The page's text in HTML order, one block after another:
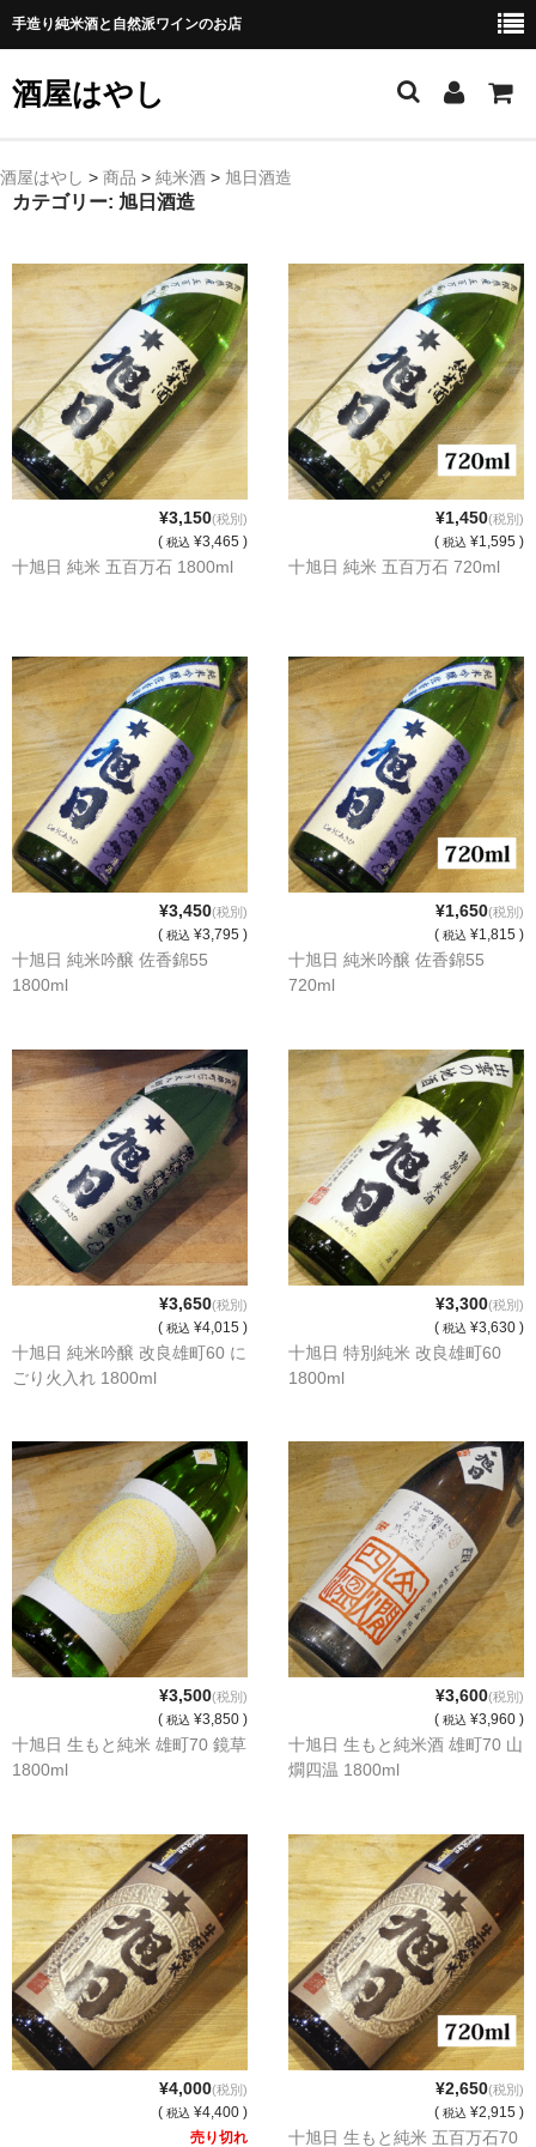
手造り純米酒と自然派ワインのお店
酒屋はやし
ホーム
純 米 酒
よえもん 川村酒造店（岩手県花巻市）
田从･月下の舞 舞鶴酒造（秋田県横手市）
綿屋 金の井酒造（宮城県栗原市）
大七 大七酒造（福島県二本松市）
宗玄 宗玄酒造（石川県珠洲市）
神亀 神亀酒造（埼玉県蓮田市）
長珍 長珍酒造（愛知県津島市）
天遊琳・伊勢の白酒 タカハシ酒造（三重県四日市市）
るみ子の酒・英・妙の華 森喜酒造（三重県伊賀市）
大治郎・喜量能 畑酒造（滋賀県東近江市）
秋鹿・奥鹿 秋鹿酒造（大阪府豊能郡能勢町）
睡龍・生もとのどぶ 久保本家酒造（奈良県宇陀市）
竹泉 田治米（兵庫県朝来市）
諏訪泉 諏訪酒造（鳥取県八頭郡智頭町）
✚旭日 旭日酒造（島根県出雲市）
悦凱陣 丸尾本店（香川県琴平市）
旭菊・綾花 旭菊酒造（福岡県久留米市）
本 格 焼 酎
小鹿 小鹿酒造（鹿児島県鹿屋市)
明るい農村 霧島町蒸留所（鹿児島県霧島市）
鉄輪 瑞鷹（熊本県熊本市）
自 然 派 ワ イ ン
France/ﾌﾗﾝｽ
France Champagne /ﾌﾗﾝｽ・ｼｬﾝﾊﾟｰﾆｭ
Petitjean Pienne（ﾌﾟﾁｼﾞｬﾝ･ﾋﾟｴﾝﾇ）
Valerie Frison（ｳﾞｧﾚﾘｰ･ﾌﾘｿﾞﾝ）
France Bourgogone/ﾌﾗﾝｽ･ﾌﾞﾙｺﾞｰﾆｭ
Pattes Loup（ﾊﾟｯﾄ・ﾙｰ）
Marcel Lapierre（ﾏﾙｾﾙ・ﾗﾋﾟｴｰﾙ）
Philippe Jambon（ﾌｨﾘｯﾌﾟ･ｼﾞｬﾝﾎﾞﾝ）
Roblet Monnot（ﾛﾌﾞﾚ･ﾓﾉ）
France Cotes du Rhone /ﾌﾗﾝｽ･ｺｰﾄ･ﾃﾞｭ･ﾛｰﾇ
Les Vignerons d’Estezargues（ｴｽﾃｻﾞﾙｸﾞ協同組合）
Les Champs Libres（ﾚ･ｼｬﾝ･ﾘｰﾌﾞﾙ）
酒屋はやし > 商品 > 純米酒 > 旭日酒造
カテゴリー: 旭日酒造
¥3,150(税別)
( 税込 ¥3,465 )
十旭日 純米 五百万石 1800ml
¥1,450(税別)
( 税込 ¥1,595 )
十旭日 純米 五百万石 720ml
¥3,450(税別)
( 税込 ¥3,795 )
十旭日 純米吟醸 佐香錦55
1800ml
¥1,650(税別)
( 税込 ¥1,815 )
十旭日 純米吟醸 佐香錦55
720ml
¥3,650(税別)
( 税込 ¥4,015 )
十旭日 純米吟醸 改良雄町60 に
ごり火入れ 1800ml
¥3,300(税別)
( 税込 ¥3,630 )
十旭日 特別純米 改良雄町60
1800ml
¥3,500(税別)
( 税込 ¥3,850 )
十旭日 生もと純米 雄町70 鏡草
1800ml
¥3,600(税別)
( 税込 ¥3,960 )
十旭日 生もと純米酒 雄町70 山
燗四温 1800ml
¥4,000(税別)
( 税込 ¥4,400 )
売り切れ
¥2,650(税別)
( 税込 ¥2,915 )
十旭日 生もと純米 五百万石70